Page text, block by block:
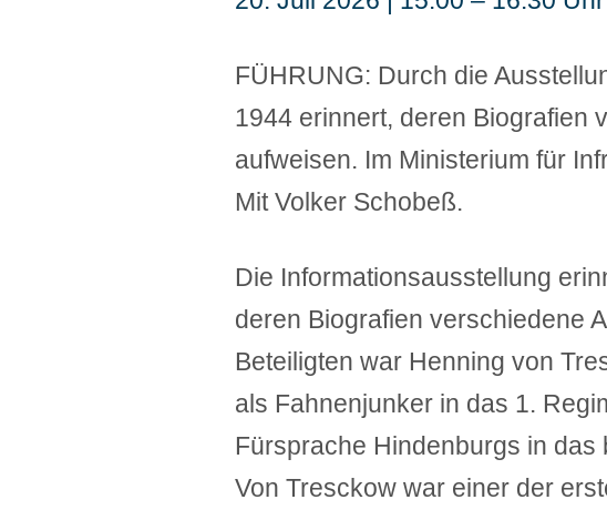
FÜHRUNG: Durch die
1944 erinnert, deren Biografien
aufweisen. Im Ministerium für
Mit Volker Schobeß.
Die Informationsausstellung
deren Biografien verschiedene
Beteiligten war Henning von
als Fahnenjunker in das 1.
Fürsprache Hindenburgs in
Von Tresckow war einer der